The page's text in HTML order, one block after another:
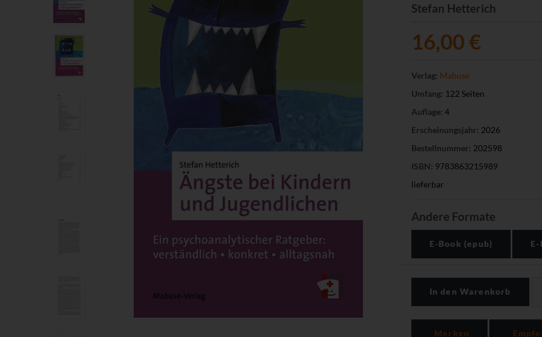
Stefan Hetterich
16,00 €
Verlag: Mabuse
Umfang: 122 Seiten
Auflage: 4
Erscheinungsjahr: 2026
Bestellnummer: 202598
ISBN: 9783863215989
lieferbar
Andere Formate
E-Book (epub)
In den Warenkorb
Merken